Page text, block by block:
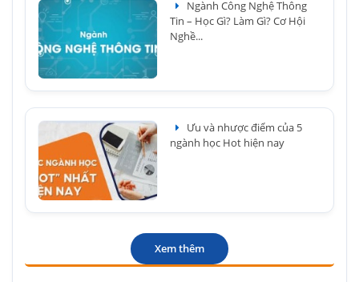
Ngành Công Nghệ Thông
Tin – Học Gì? Làm Gì? Cơ Hội
Nghề...
Ưu và nhược điểm của 5
ngành học Hot hiện nay
Xem thêm